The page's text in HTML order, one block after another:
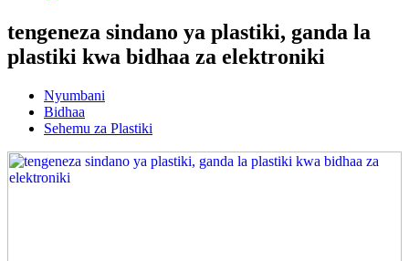
tengeneza sindano ya plastiki, ganda la
plastiki kwa bidhaa za elektroniki
Nyumbani
Bidhaa
Sehemu za Plastiki